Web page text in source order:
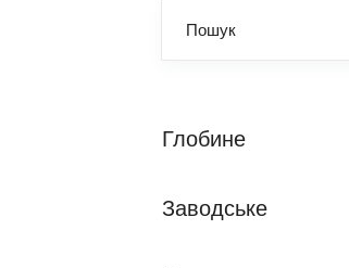
Глобине
Заводське